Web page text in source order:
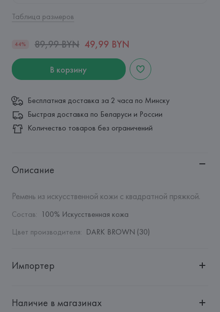
Таблица размеров
44% 89,99 BYN 49,99 BYN
В корзину
Бесплатная доставка за 2 часа по Минску
Быстрая доставка по Беларуси и России
Количество товаров без ограничений
Описание
Ремень из искусственной кожи с квадратной пряжкой.
Состав: 100% Искусственная кожа
Цвет производителя: DARK BROWN (30)
Импортер
"Белмаркетцентр"
Наличие в магазинах